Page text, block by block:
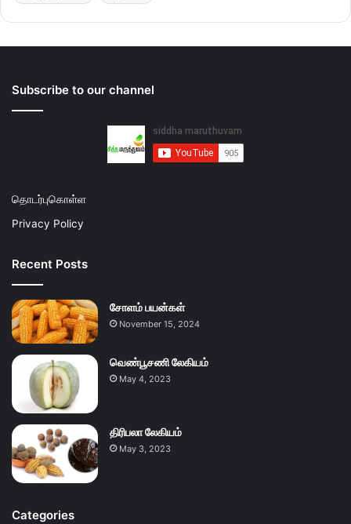
Subscribe to our channel
தொடர்புகொள்ள
Privacy Policy
Recent Posts
சோளம் பயன்கள்
November 15, 2024
வெண்பூசணி லேகியம்
May 4, 2023
திரிபலா லேகியம்
May 3, 2023
Categories